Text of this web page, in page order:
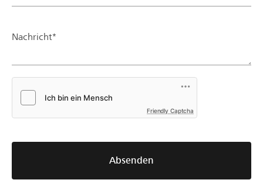
Nachricht*
Friendly Captcha
Absenden